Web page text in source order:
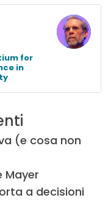
for
in
(e cosa non
Mayer
a decisioni